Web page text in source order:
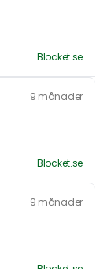
Blocket.se
9 månader
Blocket.se
9 månader